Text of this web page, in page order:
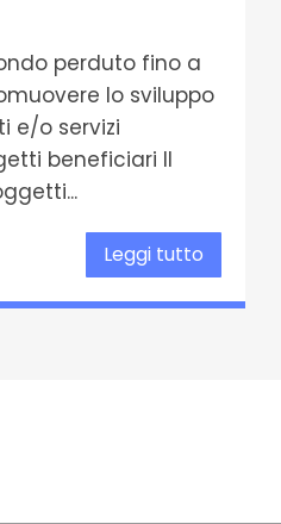
perduto fino a
lo sviluppo
e/o servizi
beneficiari Il
Leggi tutto